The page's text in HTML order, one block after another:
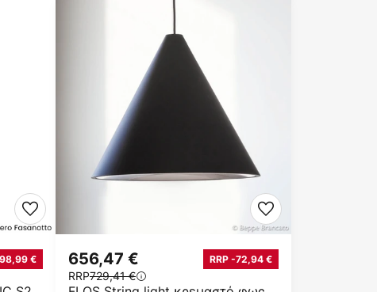
€ 656,47 € RRP -72,94 €
RRP729,41 €